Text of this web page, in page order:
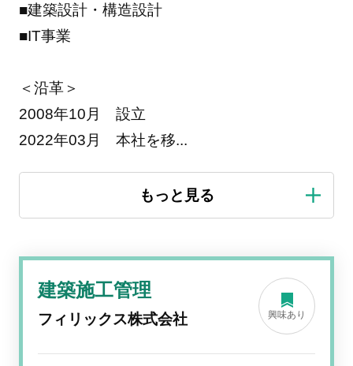
■建築設計・構造設計
■IT事業
＜沿革＞
2008年10月 設立
2022年03月 本社を移...
建築施工管理
フィリックス株式会社 興味あり